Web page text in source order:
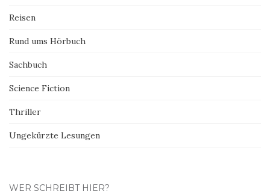
Reisen
Rund ums Hörbuch
Sachbuch
Science Fiction
Thriller
Ungekürzte Lesungen
WER SCHREIBT HIER?